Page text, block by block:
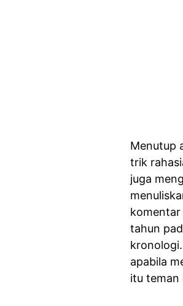
Menutup
trik
juga
komentar
tahun
apabila
itu teman